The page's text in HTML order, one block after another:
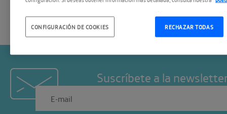
Suscríbete a la
RECHAZAR TODAS
CONFIGURACIÓN DE COOKIES